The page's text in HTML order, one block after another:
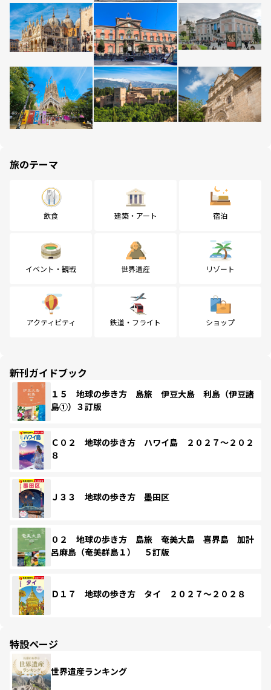
旅のテーマ
飲食 建築・アート 宿泊
イベント・観戦 世界遺産 リゾート
アクティビティ 鉄道・フライト ショップ
新刊ガイドブック
１５ 地球の歩き方 島旅 伊豆大島 利島（伊豆諸
島①）３訂版
Ｃ０２ 地球の歩き方 ハワイ島 ２０２７～２０２
８
Ｊ３３ 地球の歩き方 墨田区
０２ 地球の歩き方 島旅 奄美大島 喜界島 加計
呂麻島（奄美群島１） ５訂版
Ｄ１７ 地球の歩き方 タイ ２０２７～２０２８
特設ページ
世界遺産ランキング